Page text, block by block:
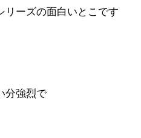
リーズの面白いとこです
分強烈で